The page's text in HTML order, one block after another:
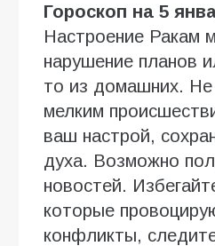
Гороскоп на 5
Настроение Ракам
нарушение планов
то из домашних. Не
мелким
ваш настрой,
духа. Возможно
новостей.
которые
конфликты,